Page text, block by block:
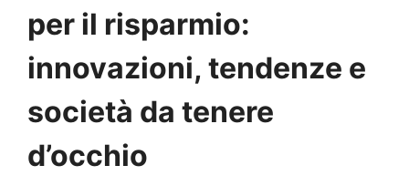
per il risparmio:
innovazioni, tendenze e
società da tenere
d’occhio